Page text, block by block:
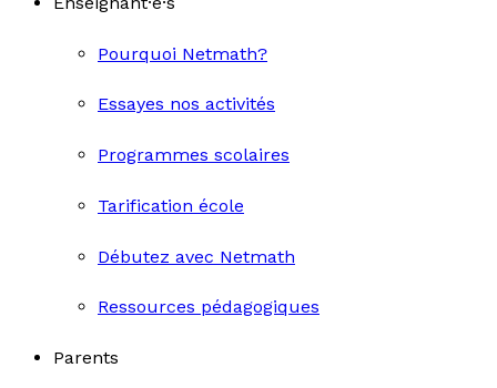
Pourquoi Netmath?
Essayes nos activités
Programmes scolaires
Tarification école
Débutez avec Netmath
Ressources pédagogiques
Parents